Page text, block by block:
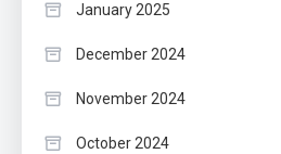
January 2025
December 2024
November 2024
October 2024